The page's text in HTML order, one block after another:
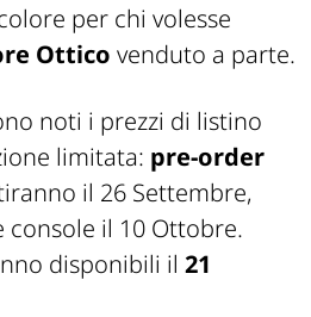
per chi volesse
Ottico venduto a parte.
noti i prezzi di listino
limitata: pre-order
il 26 Settembre,
il 10 Ottobre.
disponibili il 21